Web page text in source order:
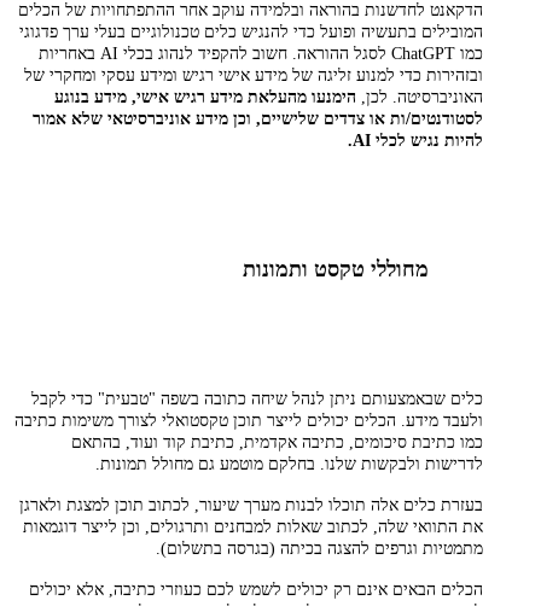
הדקאנט לחדשנות בהוראה ובלמידה עוקב אחר ההתפתחויות של הכלים
המובילים בתעשיה ופועל כדי להנגיש כלים טכנולוגיים בעלי ערך פדגוגי
כמו ChatGPT לסגל ההוראה. חשוב להקפיד לנהוג בכלי AI באחריות
ובזהירות כדי למנוע זליגה של מידע אישי רגיש ומידע עסקי ומחקרי של
האוניברסיטה. לכן, הימנעו מהעלאת מידע רגיש אישי, מידע בנוגע
לסטודנטים/ות או צדדים שלישיים, וכן מידע אוניברסיטאי שלא אמור
להיות נגיש לכלי AI.
מחוללי טקסט ותמונות
כלים שבאמצעותם ניתן לנהל שיחה כתובה בשפה "טבעית" כדי לקבל
ולעבד מידע. הכלים יכולים לייצר תוכן טקסטואלי לצורך משימות כתיבה
כמו כתיבת סיכומים, כתיבה אקדמית, כתיבת קוד ועוד, בהתאם
לדרישות ולבקשות שלנו. בחלקם מוטמע גם מחולל תמונות.
בעזרת כלים אלה תוכלו לבנות מערך שיעור, לכתוב תוכן למצגת ולארגן
את התוואי שלה, לכתוב שאלות למבחנים ותרגולים, וכן לייצר דוגמאות
מתמטיות וגרפים להצגה בכיתה (בגרסה בתשלום).
הכלים הבאים אינם רק יכולים לשמש לכם כעוזרי כתיבה, אלא יכולים